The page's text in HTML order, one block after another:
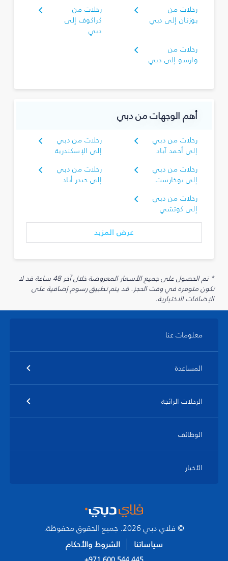
رحلات من
بوزنان إلى دبي
رحلات من
كراكوف إلى
دبي
رحلات من
وارسو إلى دبي
أهم الوجهات من دبي
رحلات من دبي
إلى أحمد آباد
رحلات من دبي
إلى الإسكندرية
رحلات من دبي
إلى بوخارست
رحلات من دبي
إلى حيدر أباد
رحلات من دبي
إلى كوتشي
عرض المزيد
* تم الحصول على جميع الأسعار المعروضة خلال آخر 48 ساعة قد لا
تكون متوفرة في وقت الحجز. قد يتم تطبيق رسوم إضافية على
الإضافات الاختيارية.
معلومات عنا
المساعدة
الرحلات الرائجة
الوظائف
الأخبار
© فلاي دبي 2026. جميع الحقوق محفوظة.
سياساتنا
الشروط والأحكام